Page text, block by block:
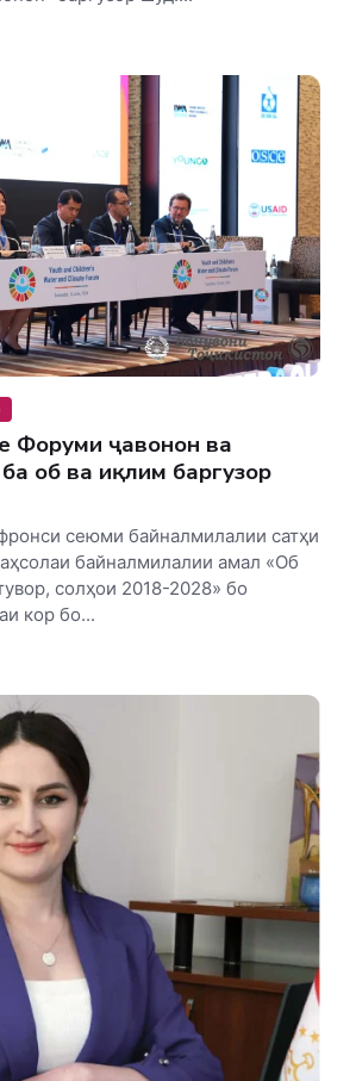
Форуми ҷавонон ва
об ва иқлим баргузор
сеюми байналмилалии сатҳи
байналмилалии амал «Об
солҳои 2018-2028» бо
кор бо...